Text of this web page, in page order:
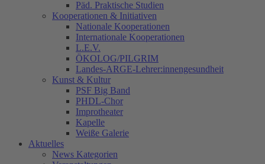
Päd. Praktische Studien
Kooperationen & Initiativen
Nationale Kooperationen
Internationale Kooperationen
L.E.V.
ÖKOLOG/PILGRIM
Landes-ARGE-Lehrer:innengesundheit
Kunst & Kultur
PSF Big Band
PHDL-Chor
Improtheater
Kapelle
Weiße Galerie
Aktuelles
News Kategorien